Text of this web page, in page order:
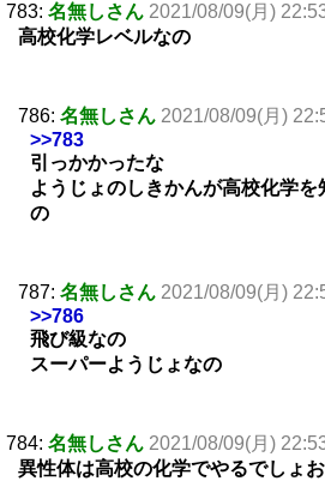
783: 名無しさん 2021/08/09(月)
高校化学レベルなの
786: 名無しさん 2021/08/09(月)
>>783
引っかかったな
ようじょのしきかんが高校化学
の
787: 名無しさん 2021/08/09(月)
>>786
飛び級なの
スーパーようじょなの
784: 名無しさん 2021/08/09(月)
異性体は高校の化学でやるでしょ